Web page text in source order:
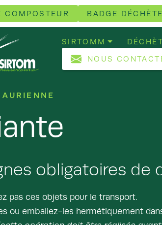
COMPOSTEUR BADGE
SIRTOMM
NOUS
obligatoires de
pas ces objets pour le transport.
ou emballez-les hermétiquement